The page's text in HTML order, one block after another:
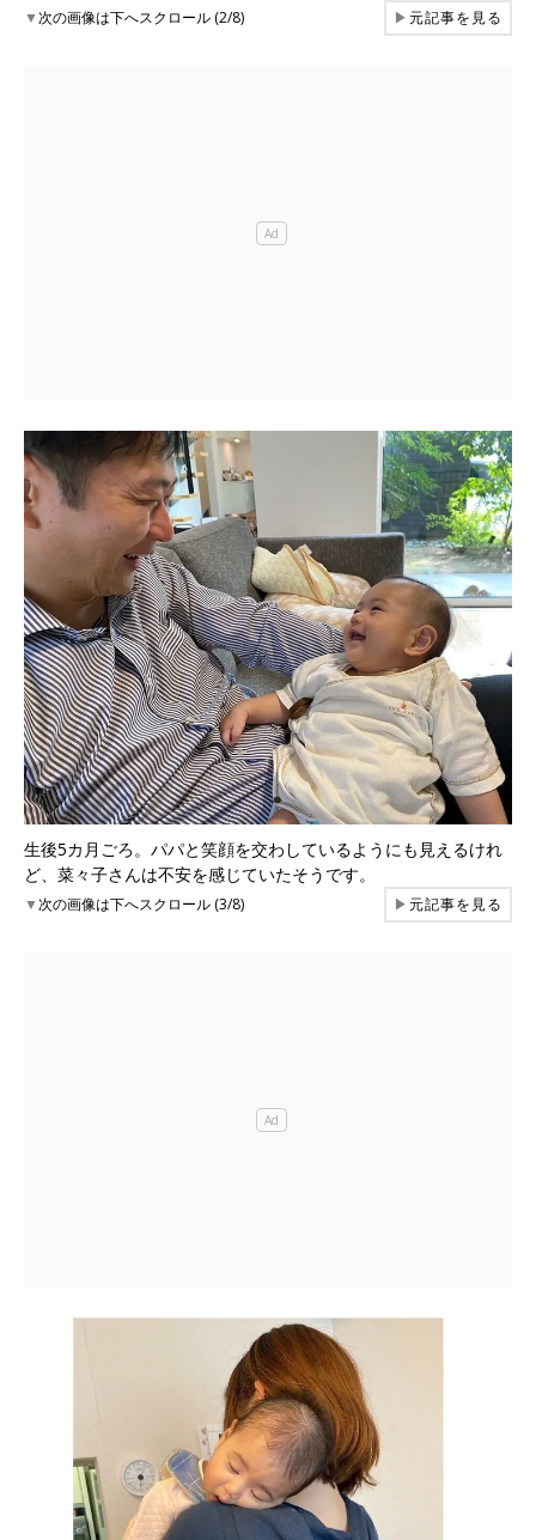
▼次の画像は下へスクロール (2/8) ▶元記事を見る
生後5カ月ごろ。パパと笑顔を交わしているようにも見えるけれ
ど、菜々子さんは不安を感じていたそうです。
▼次の画像は下へスクロール (3/8) ▶元記事を見る